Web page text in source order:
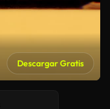
Descargar Gratis